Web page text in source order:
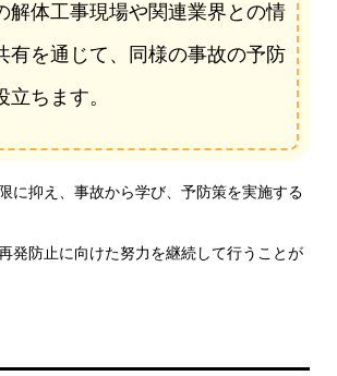
解体工事現場や関連業界との情
有を通じて、同様の事故の予防
立ちます。
に抑え、事故から学び、予防策を実施する
発防止に向けた努力を継続して行うことが